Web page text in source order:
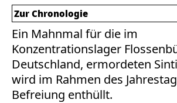
Ein Mahnmal für die im
Konzentrationslager
Deutschland, ermordeten
wird im Rahmen des
Befreiung enthüllt.
Zur Chronologie